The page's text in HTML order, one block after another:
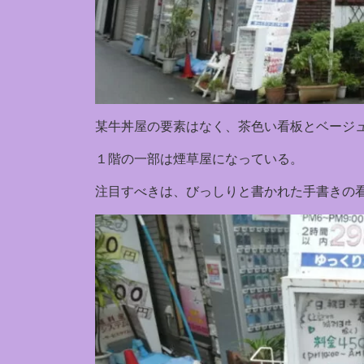
某牛丼屋の要素はなく、茶色い看板とベージ
１階の一部は煙草屋になっている。
注目すべきは、びっしりと書かれた手書きの